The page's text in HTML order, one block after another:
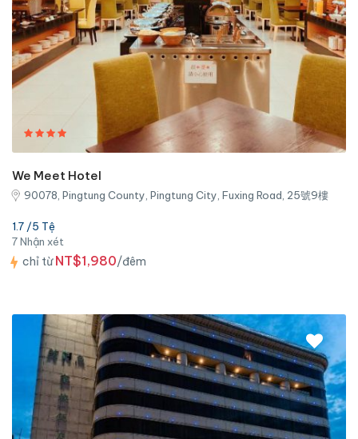
We Meet Hotel
90078, Pingtung County, Pingtung City, Fuxing Road, 25號9樓
1.7 /5 Tệ
7 Nhận xét
chỉ từNT$1,980/đêm